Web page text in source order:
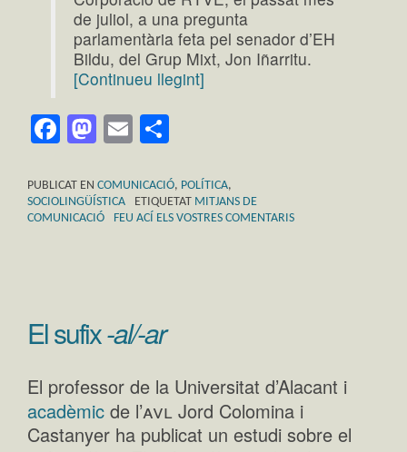
de juliol, a una pregunta
parlamentària feta pel senador d’EH
Bildu, del Grup Mixt, Jon Iñarritu.
[Continueu llegint]
Facebook
Mastodon
Email
PUBLICAT EN COMUNICACIÓ, POLÍTICA,
SOCIOLINGÜÍSTICA
ETIQUETAT MITJANS DE
COMUNICACIÓ
FEU ACÍ ELS VOSTRES COMENTARIS
El sufix-al/-ar
El professor de la Universitat d’Alacant i
acadèmic de l’avl Jord Colomina i
Castanyer ha publicat un estudi sobre el